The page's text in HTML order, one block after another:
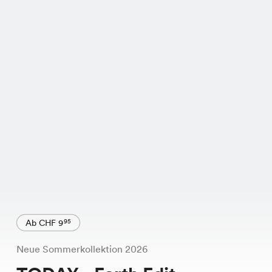
Ab CHF 995
Neue Sommerkollektion 2026